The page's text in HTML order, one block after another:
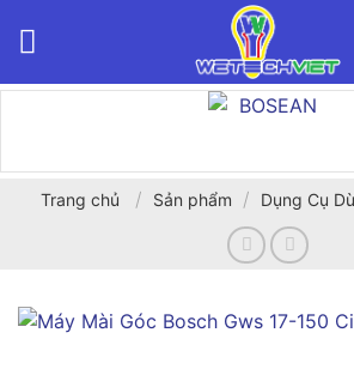
Trang chủ / Sản phẩm / Dụng Cụ